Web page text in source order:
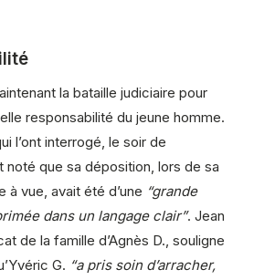
la bataille judiciaire pour
responsabilité du jeune homme.
l’ont interrogé, le soir de
noté que sa déposition, lors de sa
à vue, avait été d’une “grande
dans un langage clair”. Jean
de la famille d’Agnès D., souligne
G. “a pris soin d’arracher,